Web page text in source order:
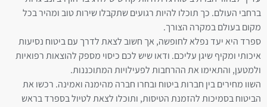
ברחבי העולם. כך תוכלו להיות רגועים שתקבלו שירות טוב ומהיר בכל
מקום בעולם במקרה הצורך.
ספרד היא יעד נפלא לחופשה, אך חשוב לצאת לדרך עם ביטוח נסיעות
איכותי ומקיף שיגן עליכם. ודאו שיש לכם כיסוי מספק להוצאות רפואיות
ולמטען, והתאימו את ההרחבות לפעילויות המתוכננות.
השוו מחירים בין חברות ביטוח ובחרו חברה מהימנה ואמינה. רכשו את
הביטוח בסמיכות להזמנת הטיסות, ותוכלו לצאת לטיול בספרד בראש